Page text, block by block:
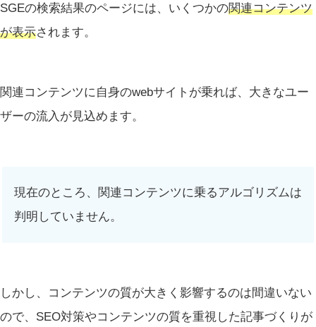
SGEの検索結果のページには、いくつかの関連コンテンツ
が表示されます。
関連コンテンツに自身のwebサイトが乗れば、大きなユー
ザーの流入が見込めます。
現在のところ、関連コンテンツに乗るアルゴリズムは
判明していません。
しかし、コンテンツの質が大きく影響するのは間違いない
ので、SEO対策やコンテンツの質を重視した記事づくりが